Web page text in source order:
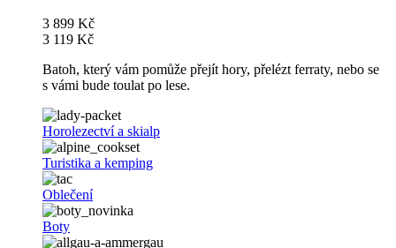
3 899 Kč
3 119 Kč
Batoh, který vám pomůže přejít hory, přelézt ferraty, nebo se
s vámi bude toulat po lese.
Horolezectví a skialp
Turistika a kemping
Oblečení
Boty